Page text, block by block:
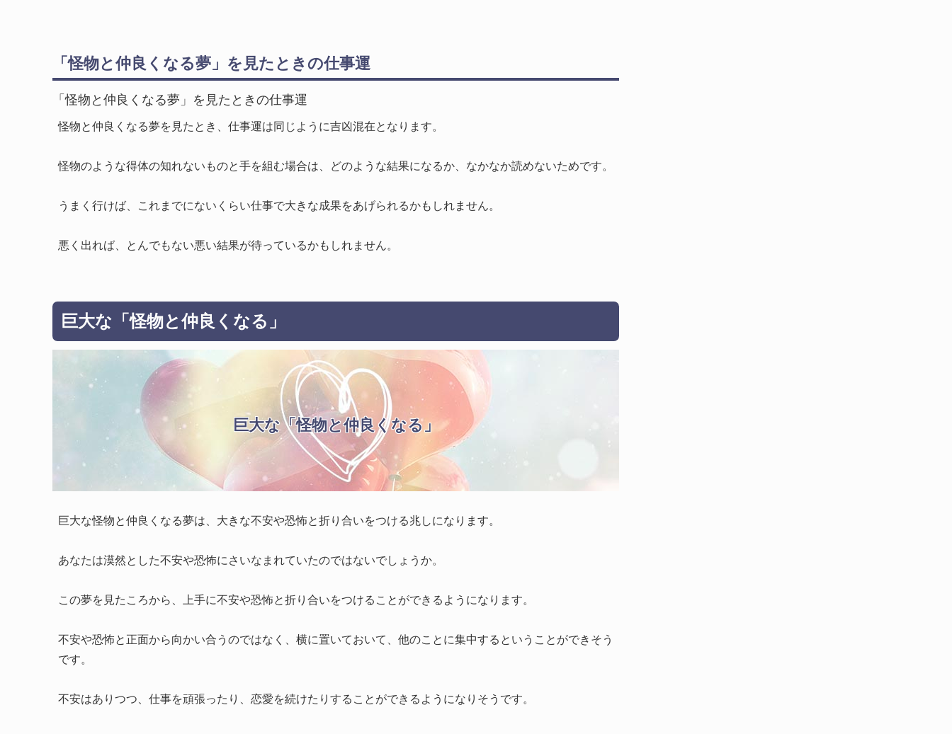
「怪物と仲良くなる夢」を見たときの仕事運
「怪物と仲良くなる夢」を見たときの仕事運
怪物と仲良くなる夢を見たとき、仕事運は同じように吉凶混在となります。
怪物のような得体の知れないものと手を組む場合は、どのような結果になるか、なかなか読めないためです。
うまく行けば、これまでにないくらい仕事で大きな成果をあげられるかもしれません。
悪く出れば、とんでもない悪い結果が待っているかもしれません。
巨大な「怪物と仲良くなる」
巨大な「怪物と仲良くなる」
巨大な怪物と仲良くなる夢は、大きな不安や恐怖と折り合いをつける兆しになります。
あなたは漠然とした不安や恐怖にさいなまれていたのではないでしょうか。
この夢を見たころから、上手に不安や恐怖と折り合いをつけることができるようになります。
不安や恐怖と正面から向かい合うのではなく、横に置いておいて、他のことに集中するということができそう
です。
不安はありつつ、仕事を頑張ったり、恋愛を続けたりすることができるようになりそうです。